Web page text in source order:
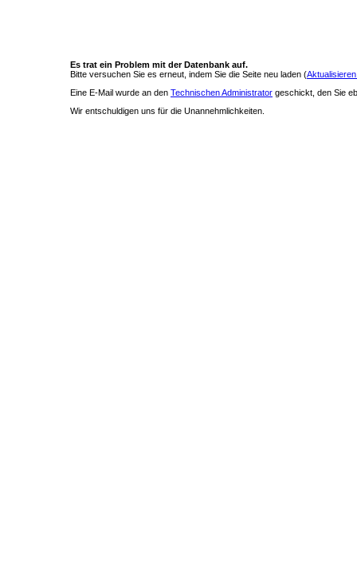
Es trat ein Problem mit der Datenbank auf.
Bitte versuchen Sie es erneut, indem Sie die Seite neu laden (
Eine E-Mail wurde an den Technischen Administrator geschickt, den Sie
Wir entschuldigen uns für die Unannehmlichkeiten.